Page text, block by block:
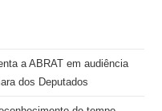
a ABRAT em audiência
dos Deputados